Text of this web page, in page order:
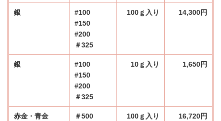
銀
#100
#150
#200
＃325
100ｇ入り 14,300円
銀
#100
#150
#200
＃325
10ｇ入り 1,650円
赤金・青金 ＃500 100ｇ入り 16,720円